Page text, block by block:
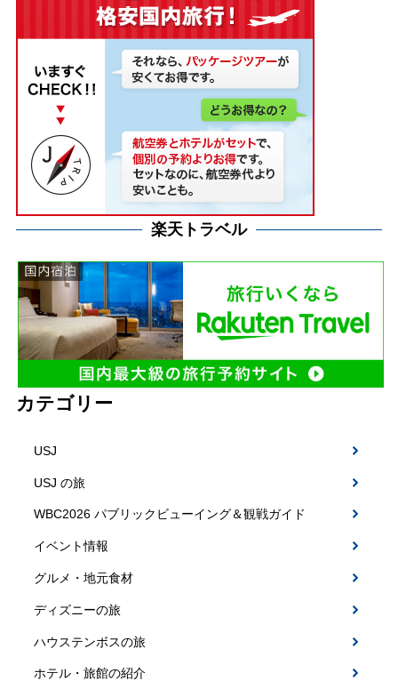
楽天トラベル
カテゴリー
USJ
USJ の旅
WBC2026 パブリックビューイング＆観戦ガイド
イベント情報
グルメ・地元食材
ディズニーの旅
ハウステンボスの旅
ホテル・旅館の紹介